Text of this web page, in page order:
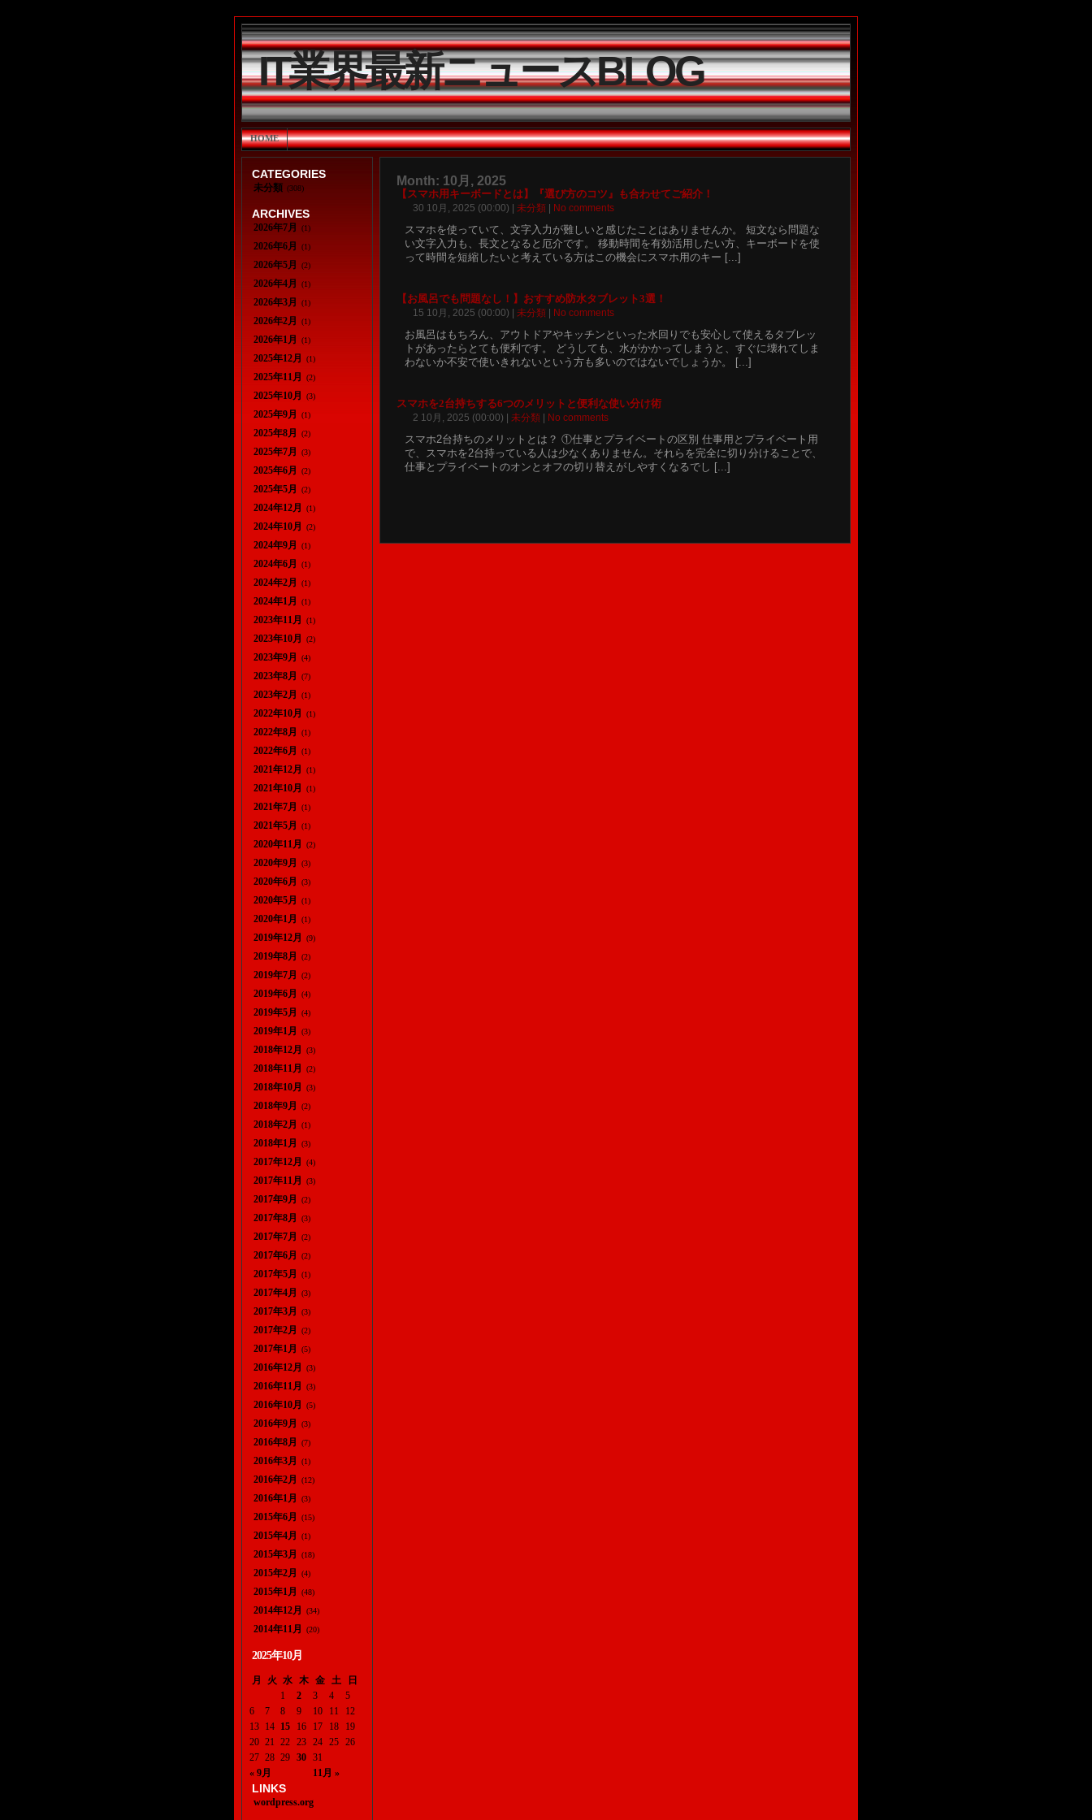
IT業界最新ニュースBLOG
HOME
Month: 10月, 2025
【スマホ用キーボードとは】『選び方のコツ』も合わせてご紹介！
30 10月, 2025 (00:00) | 未分類 No comments
スマホを使っていて、文字入力が難しいと感じたことはありませんか。 短文なら問題な
い文字入力も、長文となると厄介です。 移動時間を有効活用したい方、キーボードを使
って時間を短縮したいと考えている方はこの機会にスマホ用のキー [...]
【お風呂でも問題なし！】おすすめ防水タブレット3選！
15 10月, 2025 (00:00) | 未分類 No comments
お風呂はもちろん、アウトドアやキッチンといった水回りでも安心して使えるタブレッ
トがあったらとても便利です。 どうしても、水がかかってしまうと、すぐに壊れてしま
わないか不安で使いきれないという方も多いのではないでしょうか。 [...]
スマホを2台持ちする6つのメリットと便利な使い分け術
2 10月, 2025 (00:00) | 未分類 No comments
スマホ2台持ちのメリットとは？ ①仕事とプライベートの区別 仕事用とプライベート用
で、スマホを2台持っている人は少なくありません。それらを完全に切り分けることで、
仕事とプライベートのオンとオフの切り替えがしやすくなるでし [...]
CATEGORIES
未分類 (308)
ARCHIVES
2026年7月 (1)
2026年6月 (1)
2026年5月 (2)
2026年4月 (1)
2026年3月 (1)
2026年2月 (1)
2026年1月 (1)
2025年12月 (1)
2025年11月 (2)
2025年10月 (3)
2025年9月 (1)
2025年8月 (2)
2025年7月 (3)
2025年6月 (2)
2025年5月 (2)
2024年12月 (1)
2024年10月 (2)
2024年9月 (1)
2024年6月 (1)
2024年2月 (1)
2024年1月 (1)
2023年11月 (1)
2023年10月 (2)
2023年9月 (4)
2023年8月 (7)
2023年2月 (1)
2022年10月 (1)
2022年8月 (1)
2022年6月 (1)
2021年12月 (1)
2021年10月 (1)
2021年7月 (1)
2021年5月 (1)
2020年11月 (2)
2020年9月 (3)
2020年6月 (3)
2020年5月 (1)
2020年1月 (1)
2019年12月 (9)
2019年8月 (2)
2019年7月 (2)
2019年6月 (4)
2019年5月 (4)
2019年1月 (3)
2018年12月 (3)
2018年11月 (2)
2018年10月 (3)
2018年9月 (2)
2018年2月 (1)
2018年1月 (3)
2017年12月 (4)
2017年11月 (3)
2017年9月 (2)
2017年8月 (3)
2017年7月 (2)
2017年6月 (2)
2017年5月 (1)
2017年4月 (3)
2017年3月 (3)
2017年2月 (2)
2017年1月 (5)
2016年12月 (3)
2016年11月 (3)
2016年10月 (5)
2016年9月 (3)
2016年8月 (7)
2016年3月 (1)
2016年2月 (12)
2016年1月 (3)
2015年6月 (15)
2015年4月 (1)
2015年3月 (18)
2015年2月 (4)
2015年1月 (48)
2014年12月 (34)
2014年11月 (20)
2025年10月
月 火 水 木 金 土 日
« 9月 11月 »
1 2 3 4
5
6
7 8 9 10 11
12
13
14 15 16 17 18
19
20 21 22 23 24 25
26
27 28 29 30 31
LINKS
wordpress.org